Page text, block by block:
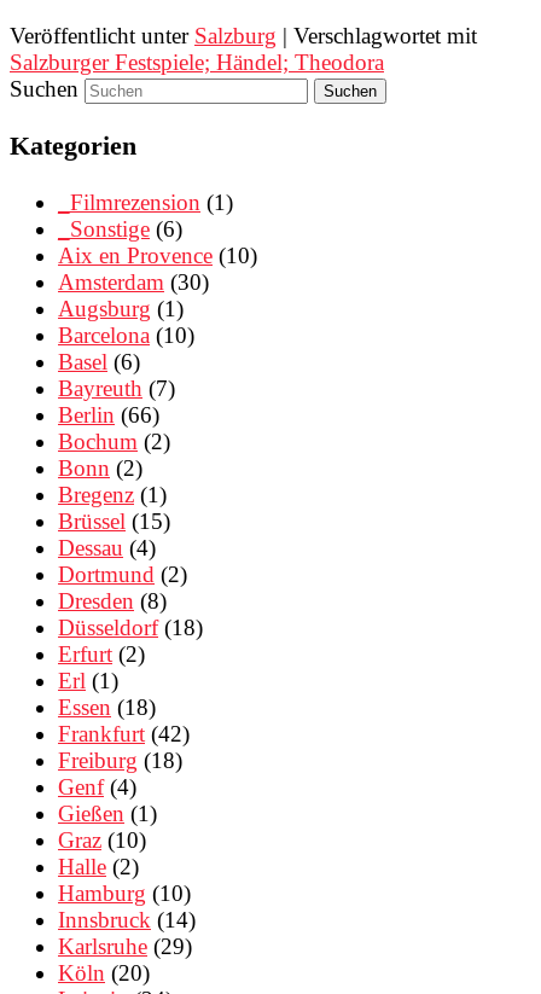
Veröffentlicht unter Salzburg | Verschlagwortet mit
Salzburger Festspiele; Händel; Theodora
Suchen
Kategorien
_Filmrezension (1)
_Sonstige (6)
Aix en Provence (10)
Amsterdam (30)
Augsburg (1)
Barcelona (10)
Basel (6)
Bayreuth (7)
Berlin (66)
Bochum (2)
Bonn (2)
Bregenz (1)
Brüssel (15)
Dessau (4)
Dortmund (2)
Dresden (8)
Düsseldorf(18)
Erfurt (2)
Erl (1)
Essen (18)
Frankfurt (42)
Freiburg (18)
Genf(4)
Gießen (1)
Graz (10)
Halle (2)
Hamburg (10)
Innsbruck (14)
Karlsruhe (29)
Köln (20)